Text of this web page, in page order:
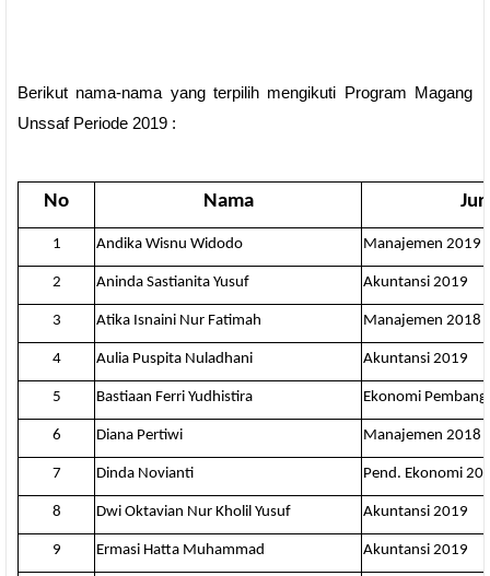
Berikut nama-nama yang terpilih mengikuti Program Magang
Unssaf Periode 2019 :
No Nama
1 Andika Wisnu Widodo Manajemen 2019
2 Aninda Sastianita Yusuf Akuntansi 2019
3 Atika Isnaini Nur Fatimah Manajemen 2018
4 Aulia Puspita Nuladhani Akuntansi 2019
5 Bastiaan Ferri Yudhistira Ekonomi
6 Diana Pertiwi Manajemen 2018
7 Dinda Novianti Pend. Ekonomi
8 Dwi Oktavian Nur Kholil Yusuf Akuntansi 2019
9 Ermasi Hatta Muhammad Akuntansi 2019